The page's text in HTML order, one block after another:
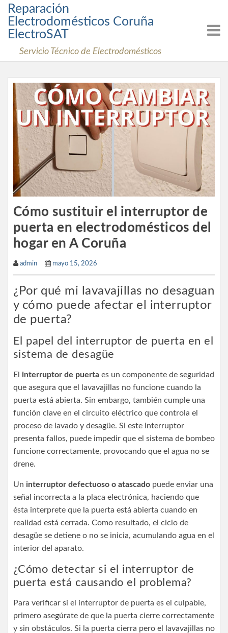
Skip
content
Reparación
Electrodomésticos Coruña
ElectroSAT
Servicio Técnico de Electrodomésticos
Cómo sustituir el interruptor de
puerta en electrodomésticos del
hogar en A Coruña
admin mayo 15, 2026
¿Por qué mi lavavajillas no desaguan
y cómo puede afectar el interruptor
de puerta?
El papel del interruptor de puerta en el
sistema de desagüe
El interruptor de puerta es un componente de seguridad
que asegura que el lavavajillas no funcione cuando la
puerta está abierta. Sin embargo, también cumple una
función clave en el circuito eléctrico que controla el
proceso de lavado y desagüe. Si este interruptor
presenta fallos, puede impedir que el sistema de bombeo
funcione correctamente, provocando que el agua no se
drene.
Un interruptor defectuoso o atascado puede enviar una
señal incorrecta a la placa electrónica, haciendo que
ésta interprete que la puerta está abierta cuando en
realidad está cerrada. Como resultado, el ciclo de
desagüe se detiene o no se inicia, acumulando agua en el
interior del aparato.
¿Cómo detectar si el interruptor de
puerta está causando el problema?
Para verificar si el interruptor de puerta es el culpable,
primero asegúrate de que la puerta cierre correctamente
y sin obstáculos. Si la puerta cierra pero el lavavajillas no